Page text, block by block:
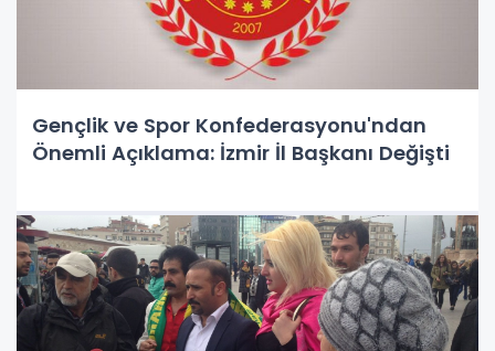
Gençlik ve Spor Konfederasyonu'ndan
Önemli Açıklama: İzmir İl Başkanı Değişti